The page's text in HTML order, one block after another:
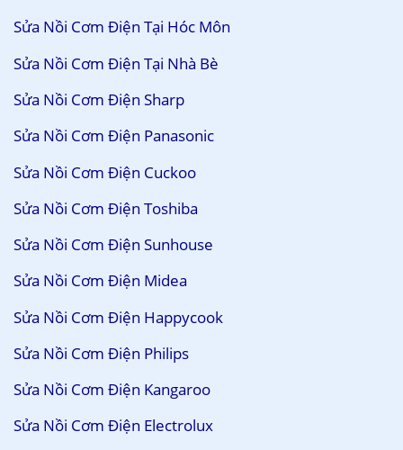
Sửa Nồi Cơm Điện Tại Hóc Môn
Sửa Nồi Cơm Điện Tại Nhà Bè
Sửa Nồi Cơm Điện Sharp
Sửa Nồi Cơm Điện Panasonic
Sửa Nồi Cơm Điện Cuckoo
Sửa Nồi Cơm Điện Toshiba
Sửa Nồi Cơm Điện Sunhouse
Sửa Nồi Cơm Điện Midea
Sửa Nồi Cơm Điện Happycook
Sửa Nồi Cơm Điện Philips
Sửa Nồi Cơm Điện Kangaroo
Sửa Nồi Cơm Điện Electrolux